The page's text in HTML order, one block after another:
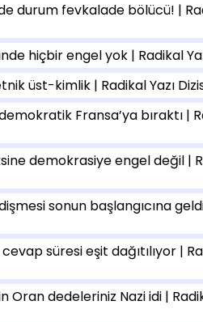
durum fevkalade bölücü! |
hiçbir engel yok | Radikal
üst-kimlik | Radikal Yazı
Fransa’ya bıraktı |
demokrasiye engel değil |
sonun başlangıcına
süresi eşit dağıtılıyor |
dedeleriniz Nazi idi |